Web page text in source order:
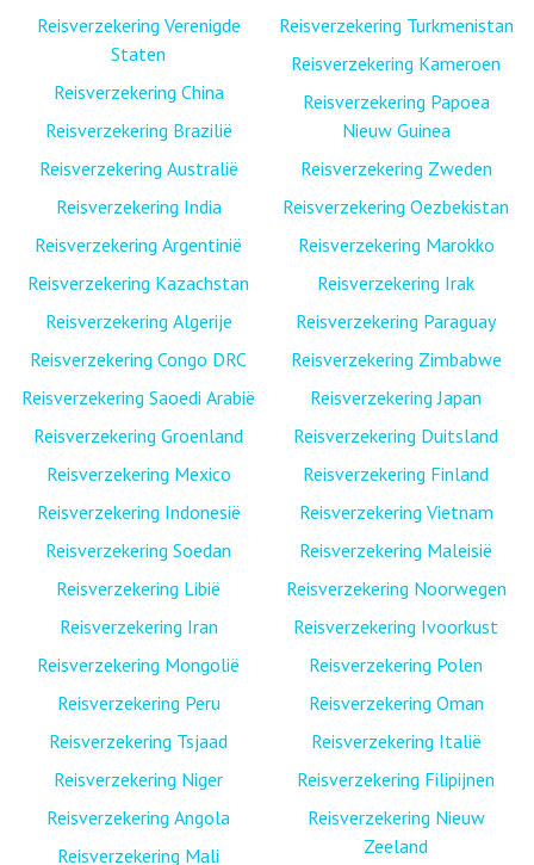
Reisverzekering Verenigde
Staten
Reisverzekering China
Reisverzekering Brazilië
Reisverzekering Australië
Reisverzekering India
Reisverzekering Argentinië
Reisverzekering Kazachstan
Reisverzekering Algerije
Reisverzekering Congo DRC
Reisverzekering Saoedi Arabië
Reisverzekering Groenland
Reisverzekering Mexico
Reisverzekering Indonesië
Reisverzekering Soedan
Reisverzekering Libië
Reisverzekering Iran
Reisverzekering Mongolië
Reisverzekering Peru
Reisverzekering Tsjaad
Reisverzekering Niger
Reisverzekering Angola
Reisverzekering Mali
Reisverzekering Turkmenistan
Reisverzekering Kameroen
Reisverzekering Papoea
Nieuw Guinea
Reisverzekering Zweden
Reisverzekering Oezbekistan
Reisverzekering Marokko
Reisverzekering Irak
Reisverzekering Paraguay
Reisverzekering Zimbabwe
Reisverzekering Japan
Reisverzekering Duitsland
Reisverzekering Finland
Reisverzekering Vietnam
Reisverzekering Maleisië
Reisverzekering Noorwegen
Reisverzekering Ivoorkust
Reisverzekering Polen
Reisverzekering Oman
Reisverzekering Italië
Reisverzekering Filipijnen
Reisverzekering Nieuw
Zeeland